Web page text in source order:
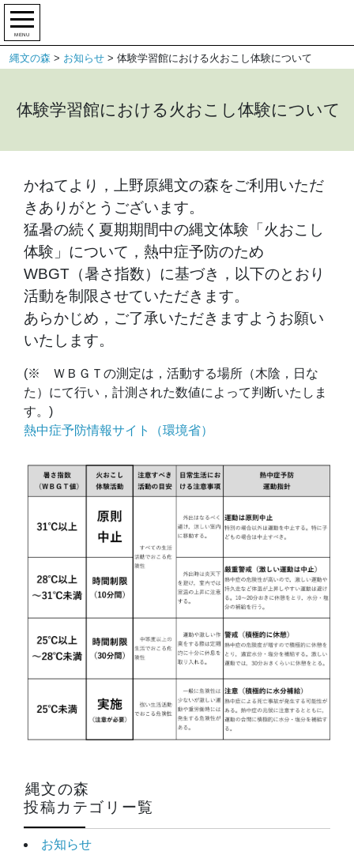
MENU
縄文の森 > お知らせ > 体験学習館における火おこし体験について
体験学習館における火おこし体験について
縄文の森
投稿カテゴリー覧
お知らせ
かねてより，上野原縄文の森をご利用いただ
きありがとうございます。
猛暑の続く夏期期間中の縄文体験「火おこし
体験」について，熱中症予防のため
WBGT（暑さ指数）に基づき，以下のとおり
活動を制限させていただきます。
あらかじめ，ご了承いただきますようお願い
いたします。
(※ ＷＢＧＴの測定は，活動する場所（木陰，日な
た）にて行い，計測された数値によって判断いたしま
す。)
熱中症予防情報サイト（環境省）